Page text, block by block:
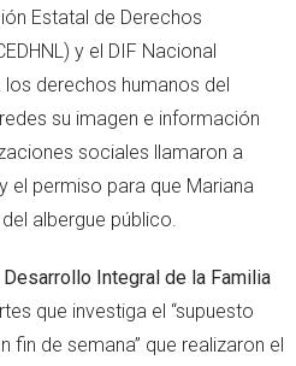
Estatal de Derechos
y el DIF Nacional
derechos humanos del
su imagen e información
sociales llamaron a
el permiso para que Mariana
albergue público.
Integral de la Familia
que investiga el “supuesto
de semana” que realizaron el